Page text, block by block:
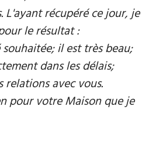
L'ayant récupéré ce jour, je
le résultat :
il est très beau;
dans les délais;
avec vous.
pour votre Maison que je